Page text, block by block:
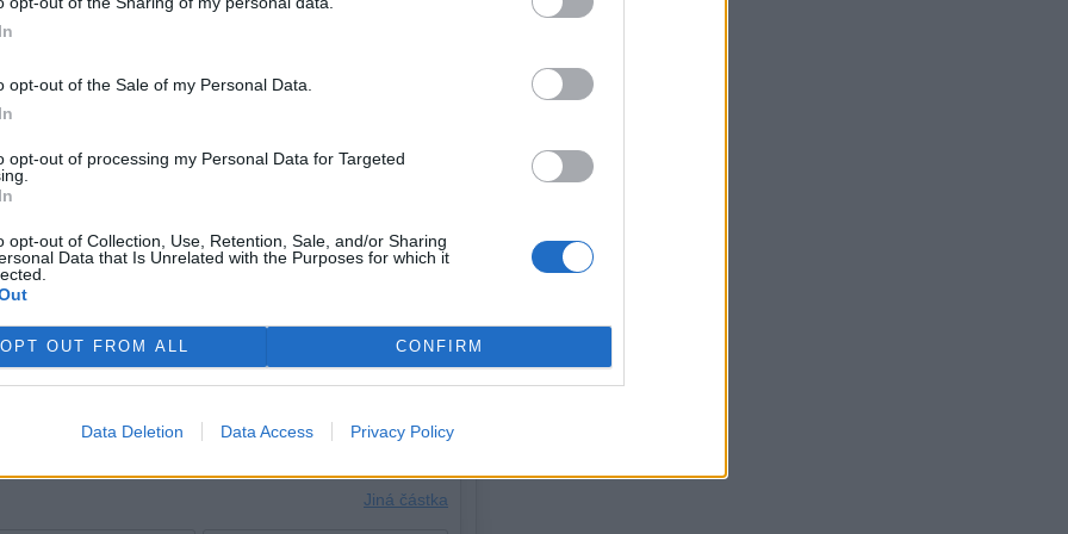
opt-out of the Sale of my Personal Data.
opt-out of processing my Personal Data for Targeted
opt-out of Collection, Use, Retention, Sale, and/or Sharing
Data that Is Unrelated with the Purposes for which it
OPT OUT FROM ALL CONFIRM
Data Deletion Data Access Privacy Policy
v letech 2015 a 2016, což vyvolalo rozsáhlé sucho v
již letos dříve varovali, že pokud letos
potravin v době, kdy se zemědělci potýkají s
paliv v důsledku války v Íránu.